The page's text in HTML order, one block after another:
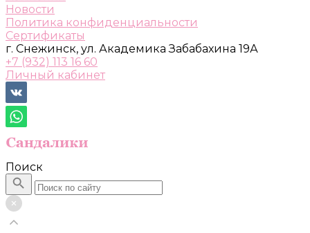
Новости
Политика конфиденциальности
Сертификаты
г. Снежинск, ул. Академика Забабахина 19А
+7 (932) 113 16 60
Личный кабинет
Поиск